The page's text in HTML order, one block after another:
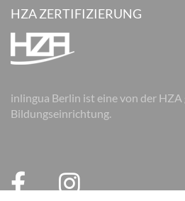
HZA ZERTIFIZIERUNG
inlingua Berlin ist eine von der
Bildungseinrichtung.